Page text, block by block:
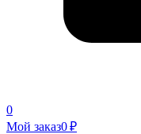
0
Мой заказ0 ₽